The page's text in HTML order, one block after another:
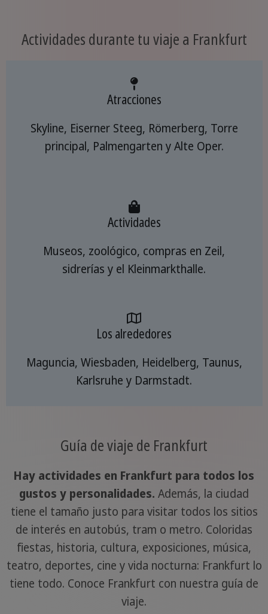
Actividades durante tu viaje a Frankfurt
Atracciones
Skyline, Eiserner Steeg, Römerberg, Torre
principal, Palmengarten y Alte Oper.
Actividades
Museos, zoológico, compras en Zeil,
sidrerías y el Kleinmarkthalle.
Los alrededores
Maguncia, Wiesbaden, Heidelberg, Taunus,
Karlsruhe y Darmstadt.
Guía de viaje de Frankfurt
Hay actividades en Frankfurt para todos los
gustos y personalidades. Además, la ciudad
tiene el tamaño justo para visitar todos los sitios
de interés en autobús, tram o metro. Coloridas
fiestas, historia, cultura, exposiciones, música,
teatro, deportes, cine y vida nocturna: Frankfurt lo
tiene todo. Conoce Frankfurt con nuestra guía de
viaje.